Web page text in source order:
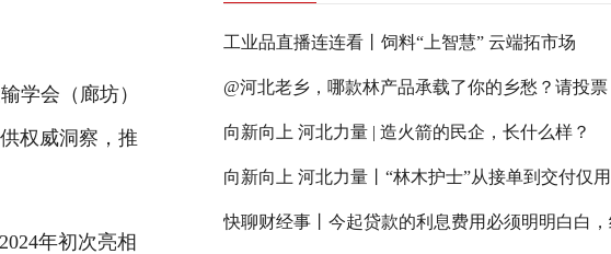
学会（廊坊）
权威洞察，推
年初次亮相
工业品直播连连看丨饲料“上智慧” 云端拓市场
@河北老乡，哪款林产品承载了你的乡愁？请投票
向新向上 河北力量 | 造火箭的民企，长什么样？